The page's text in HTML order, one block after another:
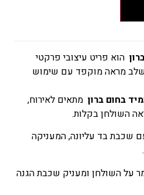
הוא פריט עיצובי פרקטי
מראה מוקפד עם שימוש
בחום ברון מתאים לאירוח,
השולחן בקלות.
שכבת בד עליונה, המעניקה
על השולחן ומעניק שכבת הגנה